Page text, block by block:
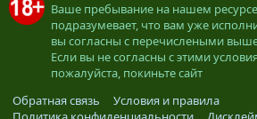
Ваше пребывание на нашем ресурсе
подразумевает, что вам уже
вы согласны с перечислеными
Если вы не согласны с этими
пожалуйста, покиньте сайт
Обратная связь
Условия и правила